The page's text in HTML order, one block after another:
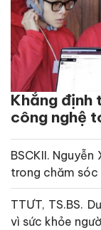
Khẳng định
công nghệ
BSCKII.
trong chăm sóc
TTƯT, TS.BS.
vì sức khỏe